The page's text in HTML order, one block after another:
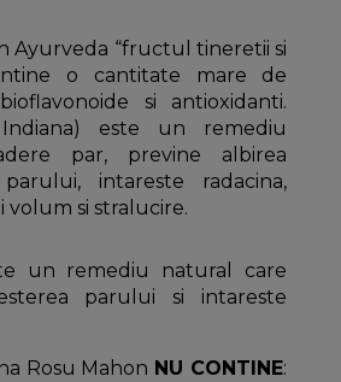
Ayurveda “fructul tineretii si
o cantitate mare de
si antioxidanti.
este un remediu
par, previne albirea
intareste radacina,
si stralucire.
un remediu natural care
parului si intareste
Rosu Mahon NU CONTINE: